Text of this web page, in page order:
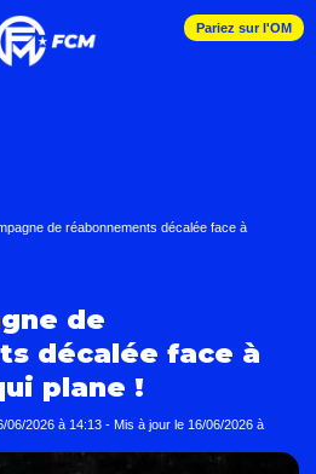
Pariez sur l'OM
de réabonnements décalée face à
de
décalée face à
plane !
06/2026 à 14:13 - Mis à jour le 16/06/2026 à